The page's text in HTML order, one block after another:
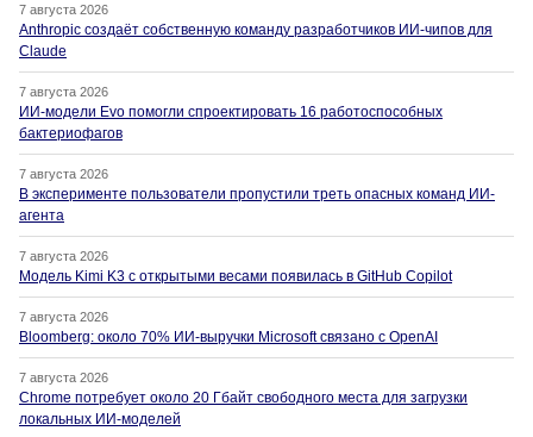
7 августа 2026
Anthropic создаёт собственную команду разработчиков ИИ-чипов для
Claude
7 августа 2026
ИИ-модели Evo помогли спроектировать 16 работоспособных
бактериофагов
7 августа 2026
В эксперименте пользователи пропустили треть опасных команд ИИ-
агента
7 августа 2026
Модель Kimi K3 с открытыми весами появилась в GitHub Copilot
7 августа 2026
Bloomberg: около 70% ИИ-выручки Microsoft связано с OpenAI
7 августа 2026
Chrome потребует около 20 Гбайт свободного места для загрузки
локальных ИИ-моделей